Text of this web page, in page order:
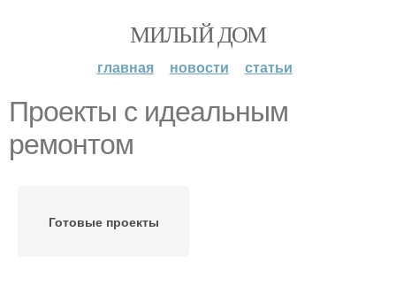
МИЛЫЙ ДОМ
главная новости статьи
Проекты с идеальным
ремонтом
Готовые проекты